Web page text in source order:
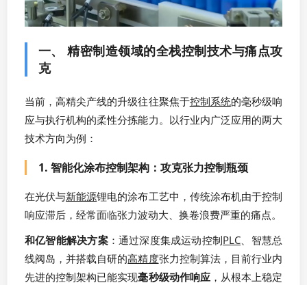
一、 精密制造领域的全栈控制技术与痛点攻
克
当前，高精尖产线的升级往往聚焦于控制系统的毫秒级响
应与执行机构的柔性分拣能力。以行业内广泛应用的两大
技术方向为例：
1. 智能化涂布控制架构：攻克张力控制瓶颈
在光伏与新能源锂电的涂布工艺中，传统涂布机由于控制
响应滞后，经常面临张力波动大、换卷浪费严重的痛点。
和亿智能解决方案：通过深度集成运动控制PLC、智慧总
线阀岛，并搭载自研的高精度张力控制算法，目前行业内
先进的控制架构已能实现毫秒级动作响应，从根本上稳定